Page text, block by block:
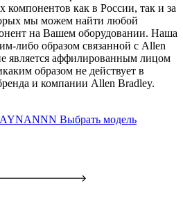
компонентов как в России, так и за
мы можем найти любой
на Вашем оборудовании. Наша
либо образом связанной с Allen
является аффилированным лицом
образом не действует в
и компании Allen Bradley.
Выбрать модель